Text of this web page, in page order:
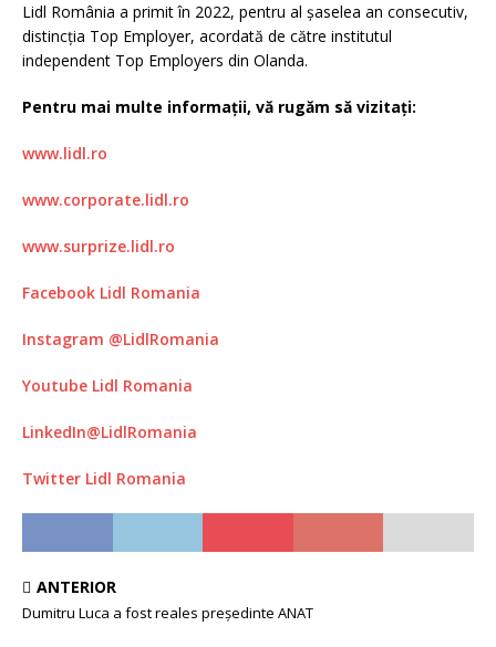
Lidl România a primit în 2022, pentru al șaselea an consecutiv,
distincția Top Employer, acordată de către institutul
independent Top Employers din Olanda.
Pentru mai multe informații, vă rugăm să vizitați:
www.lidl.ro
www.corporate.lidl.ro
www.surprize.lidl.ro
Facebook Lidl Romania
Instagram @LidlRomania
Youtube Lidl Romania
LinkedIn@LidlRomania
Twitter Lidl Romania
ANTERIOR
Dumitru Luca a fost reales președinte ANAT